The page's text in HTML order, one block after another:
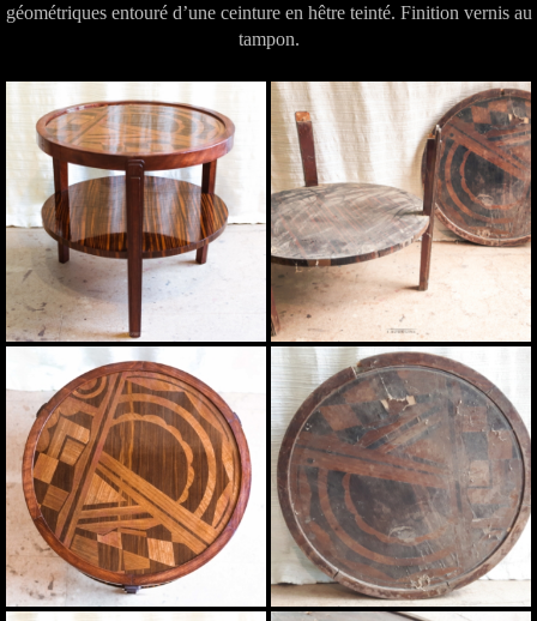
géométriques entouré d’une ceinture en hêtre teinté. Finition vernis au
tampon.